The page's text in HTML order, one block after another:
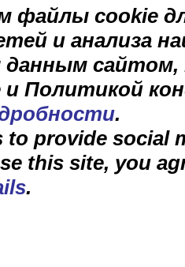
файлы cookie
и анализа
данным
и Политикой
.
to provide social
this site, you
.